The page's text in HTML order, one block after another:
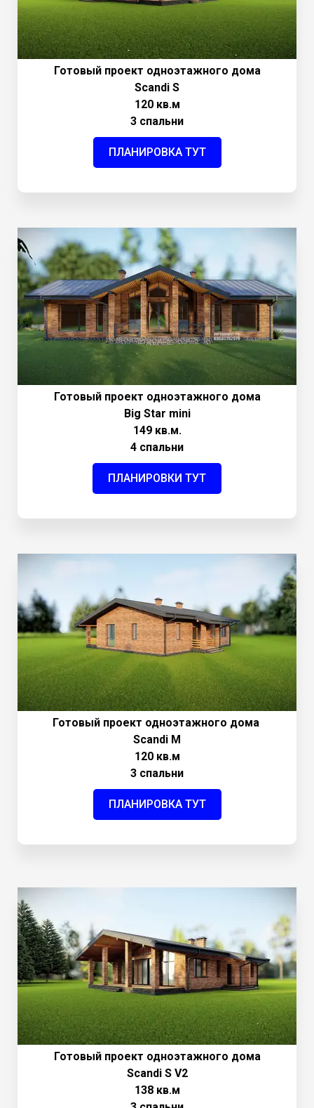
Готовый проект одноэтажного дома
Scandi S
120 кв.м
3 спальни
ПЛАНИРОВКА ТУТ
Готовый проект одноэтажного дома
Big Star mini
149 кв.м.
4 спальни
ПЛАНИРОВКИ ТУТ
Готовый проект одноэтажного дома
Scandi M
120 кв.м
3 спальни
ПЛАНИРОВКА ТУТ
Готовый проект одноэтажного дома
Scandi S V2
138 кв.м